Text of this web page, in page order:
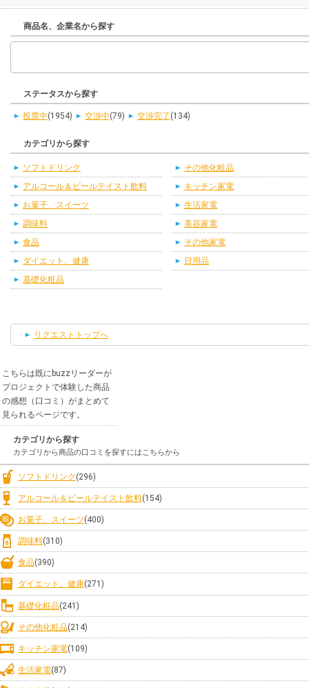
商品名、企業名から探す
ステータスから探す
投票中(1954) 交渉中(79) 交渉完了 (134)
カテゴリから探す
ソフトドリンク
アルコール＆ビールテイスト飲料
お菓子、スイーツ
調味料
食品
ダイエット、健康
基礎化粧品
その他化粧品
キッチン家電
生活家電
美容家電
その他家電
日用品
リクエストトップへ
こちらは既にbuzzリーダーが
プロジェクトで体験した商品
の感想（口コミ）がまとめて
見られるページです。
カテゴリから探す
カテゴリから商品の口コミを探すにはこちらから
ソフトドリンク (296)
アルコール＆ビールテイスト飲料(154)
お菓子、スイーツ(400)
調味料(310)
食品(390)
ダイエット、健康(271)
基礎化粧品(241)
その他化粧品(214)
キッチン家電(109)
生活家電(87)